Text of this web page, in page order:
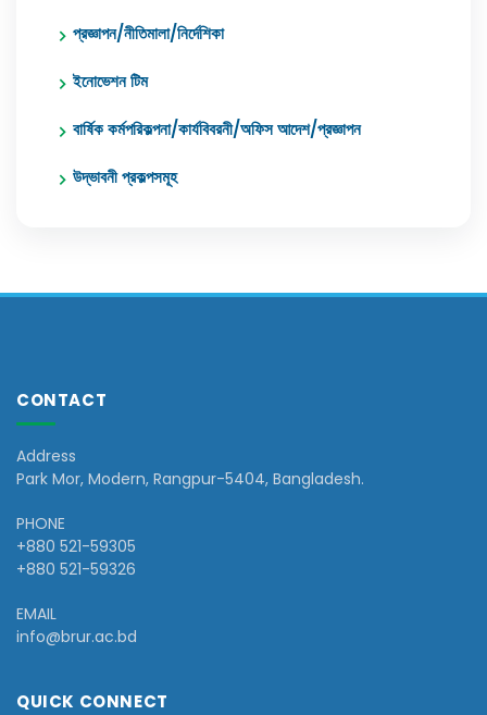
প্রজ্ঞাপন/নীতিমালা/নির্দেশিকা
ইনোভেশন টিম
বার্ষিক কর্মপরিকল্পনা/কার্যবিবরনী/অফিস আদেশ/প্রজ্ঞাপন
উদ্ভাবনী প্রকল্পসমূহ
CONTACT
Address
Park Mor, Modern, Rangpur-5404, Bangladesh.
PHONE
+880 521-59305
+880 521-59326
EMAIL
info@brur.ac.bd
QUICK CONNECT